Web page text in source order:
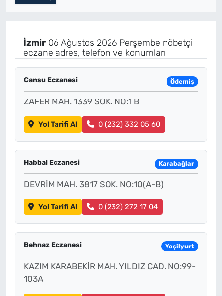
İzmir06 Ağustos 2026 Perşembe nöbetçi
eczane adres, telefon ve konumları
Cansu Eczanesi Ödemiş
ZAFER MAH. 1339 SOK. NO:1 B
Yol Tarifi Al 0 (232) 332 05 60
Habbal Eczanesi Karabağlar
DEVRİM MAH. 3817 SOK. NO:10(A-B)
Yol Tarifi Al 0 (232) 272 17 04
Behnaz Eczanesi Yeşilyurt
KAZIM KARABEKİR MAH. YILDIZ CAD. NO:99-
103A
İletişim